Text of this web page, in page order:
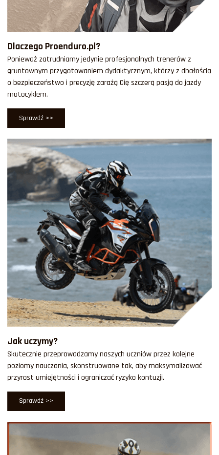
Dlaczego Proenduro.pl?
Ponieważ zatrudniamy jedynie profesjonalnych trenerów z
gruntownym przygotowaniem dydaktycznym, którzy z dbałością
o bezpieczeństwo i precyzję zarażą Cię szczerą pasją do jazdy
motocyklem.
Sprawdź >>
Jak uczymy?
Skutecznie przeprowadzamy naszych uczniów przez kolejne
poziomy nauczania, skonstruowane tak, aby maksymalizować
przyrost umiejętności i ograniczać ryzyko kontuzji.
Sprawdź >>